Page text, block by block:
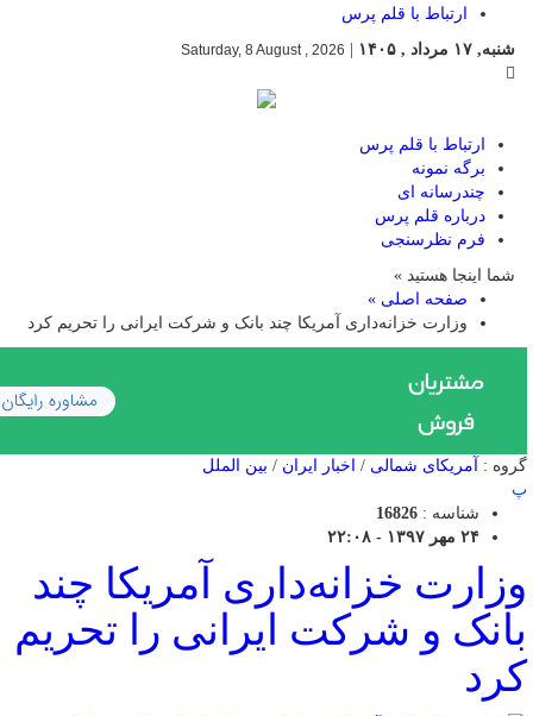
ارتباط با قلم پرس
شنبه, ۱۷ مرداد , ۱۴۰۵
Saturday, 8 August , 2026
ارتباط با قلم پرس
برگه نمونه
چندرسانه ای
درباره قلم پرس
فرم نظرسنجی
شما اینجا هستید »
صفحه اصلی »
وزارت خزانه‌داری آمریکا چند بانک‌ و شرکت‌ ایرانی را تحریم کرد
گروه : آمریکای شمالی / اخبار ایران / بین الملل
پ
شناسه : 16826
۲۴ مهر ۱۳۹۷ - ۲۲:۰۸
وزارت خزانه‌داری آمریکا چند
بانک‌ و شرکت‌ ایرانی را تحریم
کرد